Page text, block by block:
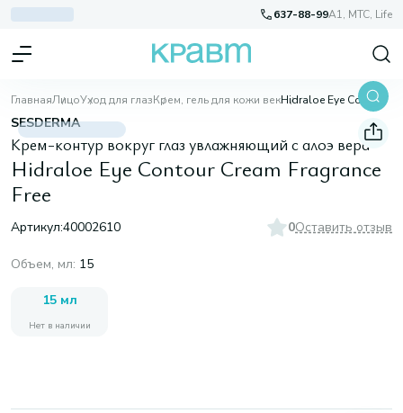
637-88-99A1, МТС, Life
ГлавнаяЛицоУход для глазКрем, гель для кожи век Hidraloe Eye Contour Cream Fragrance Free
SESDERMA
Крем-контур вокруг глаз увлажняющий с алоэ вера
Hidraloe Eye Contour Cream Fragrance
Free
Артикул:40002610 0Оставить отзыв
Объем, мл: 15
15 мл
Нет в наличии